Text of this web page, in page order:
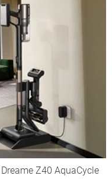
Z40 AquaCycle